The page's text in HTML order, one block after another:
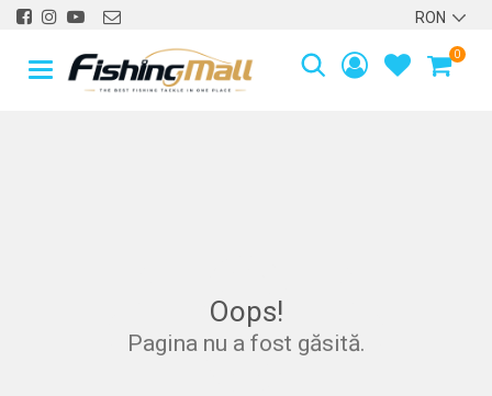
0
404
Oops!
Pagina nu a fost găsită.